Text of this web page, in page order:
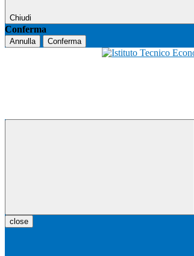
Chiudi
Conferma
Annulla Conferma
close